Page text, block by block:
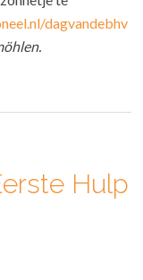
dagvandebhv
Hulp